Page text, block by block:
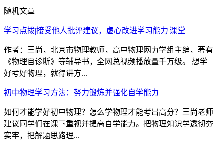
随机文章
学习点拨|接受他人批评建议，虚心改进学习能力|课堂
作者：王尚，北京市物理教师，高中物理网力学组主编，著有
《物理自诊断》等辅导书，全网总视频播放量千万级。 想学
好考好物理，就得讲方...
初中物理学习方法：努力锻炼并强化自学能力
如何才能学好初中物理？怎么学物理才能考出高分？王尚老师
建议同学们在课下重视并提高自学能力。把物理知识学透彻夯
实牢，把解题思路理...